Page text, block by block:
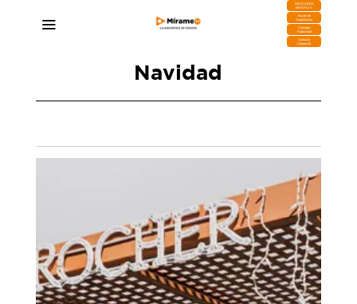
DESCARGA
MIRAPLAY
Buzón de
Sugerencias
Contratar
Publicidad
Contacto
Comercial
Navidad
El Cabildo de Lanzarote reconoce que la
medida del taxi en Navidad no resultó como
esperaban
12/01/2025